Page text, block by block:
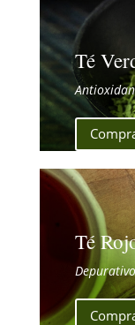
Té
Té